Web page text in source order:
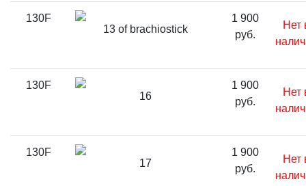
130F
13 of brachiostick
1 900
руб.
Нет
130F
16
1 900
руб.
Нет
130F
17
1 900
руб.
Нет